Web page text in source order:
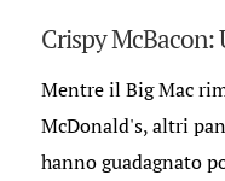
Crispy McBacon:
Mentre il Big Mac
McDonald's, altri
hanno guadagnato